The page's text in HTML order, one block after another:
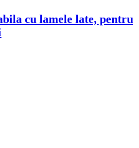
cu lamele late, pentru